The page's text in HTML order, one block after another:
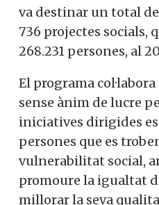
va destinar un total de
736 projectes socials,
268.231 persones, al
El programa
sense ànim de lucre
iniciatives dirigides
persones que es
vulnerabilitat social,
promoure la igualtat
millorar la seva